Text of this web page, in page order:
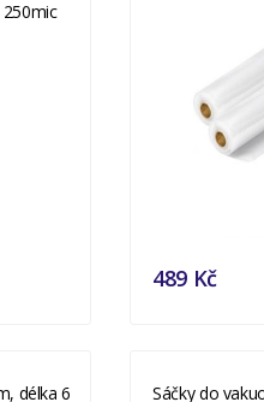
489 Kč
délka 6
Sáčky do